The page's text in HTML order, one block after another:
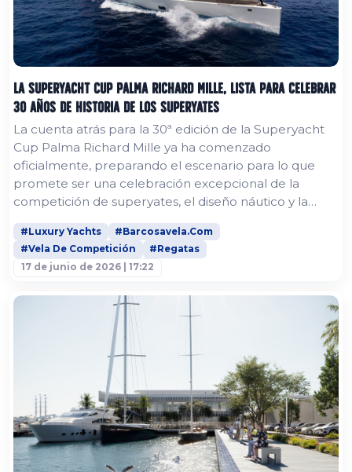
La Superyacht Cup Palma Richard Mille, lista para celebrar
30 años de historia de los superyates
La cuenta atrás para la 30ª edición de la Superyacht
Cup Palma Richard Mille ya ha comenzado
oficialmente, preparando el escenario para lo que
promete ser una celebración excepcional de la
competición de superyates, el diseño náutico y la
historia marítima en la bahía de Palma. Este
aniversario representa un hito destacado para la
regata de superyates más longeva de Europa. En
2026, la Superyacht Cup Palma Richard Mille volverá
a combinar competición de máximo nivel...
#Luxury Yachts
#Barcosavela.Com
#Vela De Competición
#Regatas
17 de junio de 2026 | 17:22